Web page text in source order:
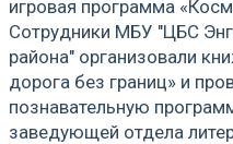
игровая программа
Сотрудники МБУ "ЦБС
района" организовали
дорога без границ» и
познавательную
заведующей отдела